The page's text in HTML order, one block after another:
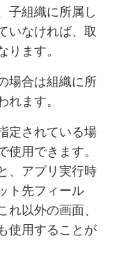
子組織に所属し
いなければ、取
ます。
場合は組織に所
れます。
定されている場
用できます。
、アプリ実行時
ト先フィール
れ以外の画面、
使用することが